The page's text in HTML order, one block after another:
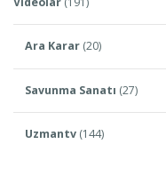
Ara Karar (20)
Savunma Sanatı (27)
Uzmantv (144)